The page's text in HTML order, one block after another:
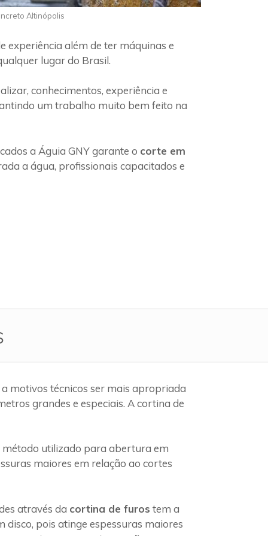
Altinópolis
experiência além de ter máquinas e
lugar do Brasil.
conhecimentos, experiência e
um trabalho muito bem feito na
a Águia GNY garante o corte em
a água, profissionais capacitados e
motivos técnicos ser mais apropriada
grandes e especiais. A cortina de
utilizado para abertura em
maiores em relação ao cortes
através da cortina de furos tem a
pois atinge espessuras maiores